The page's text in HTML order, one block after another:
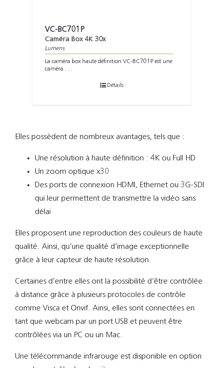
VC-BC701P
Caméra Box 4K 30x
Lumens
La caméra box haute définition VC-BC701P est une
caméra . . .
Détails
Elles possèdent de nombreux avantages, tels que :
Une résolution à haute définition : 4K ou Full HD
Un zoom optique x30
Des ports de connexion HDMI, Ethernet ou 3G-SDI
qui leur permettent de transmettre la vidéo sans
délai
Elles proposent une reproduction des couleurs de haute
qualité. Ainsi, qu’une qualité d’image exceptionnelle
grâce à leur capteur de haute résolution.
Certaines d’entre elles ont la possibilité d’être contrôlée
à distance grâce à plusieurs protocoles de contrôle
comme Visca et Onvif. Ainsi, elles sont connectées en
tant que webcam par un port USB et peuvent être
contrôlées via un PC ou un Mac.
Une télécommande infrarouge est disponible en option